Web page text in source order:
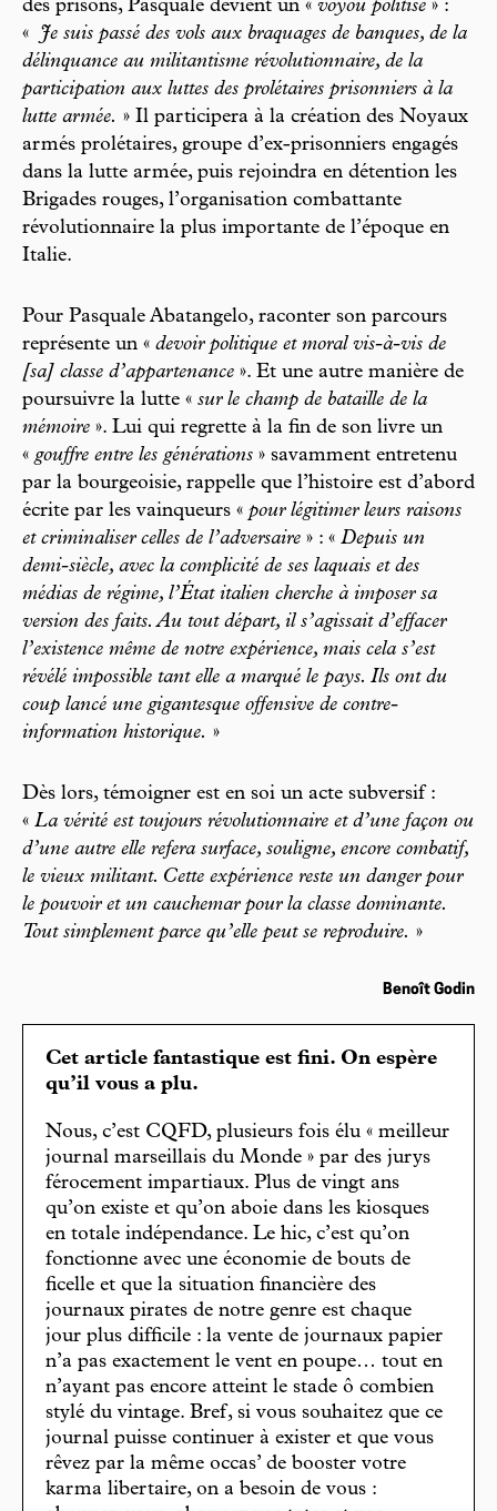
des prisons, Pasquale devient un « voyou politisé » :
«
Je suis passé des vols aux braquages de banques, de la
délinquance au militantisme révolutionnaire, de la
participation aux luttes des prolétaires prisonniers à la
lutte armée. » Il participera à la création des Noyaux
armés prolétaires, groupe d’ex-prisonniers engagés
dans la lutte armée, puis rejoindra en détention les
Brigades rouges, l’organisation combattante
révolutionnaire la plus importante de l’époque en
Italie.
Pour Pasquale Abatangelo, raconter son parcours
représente un « devoir politique et moral vis-à-vis de
[sa] classe d’appartenance ». Et une autre manière de
poursuivre la lutte « sur le champ de bataille de la
mémoire ». Lui qui regrette à la fin de son livre un
« gouffre entre les générations » savamment entretenu
par la bourgeoisie, rappelle que l’histoire est d’abord
écrite par les vainqueurs « pour légitimer leurs raisons
et criminaliser celles de l’adversaire » : « Depuis un
demi-siècle, avec la complicité de ses laquais et des
médias de régime, l’État italien cherche à imposer sa
version des faits. Au tout départ, il s’agissait d’effacer
l’existence même de notre expérience, mais cela s’est
révélé impossible tant elle a marqué le pays. Ils ont du
coup lancé une gigantesque offensive de contre-
information historique. »
Dès lors, témoigner est en soi un acte subversif :
« La vérité est toujours révolutionnaire et d’une façon ou
d’une autre elle refera surface, souligne, encore combatif,
le vieux militant. Cette expérience reste un danger pour
le pouvoir et un cauchemar pour la classe dominante.
Tout simplement parce qu’elle peut se reproduire. »
Benoît Godin
Cet article fantastique est fini. On espère
qu’il vous a plu.
Nous, c’est CQFD, plusieurs fois élu « meilleur
journal marseillais du Monde » par des jurys
férocement impartiaux. Plus de vingt ans
qu’on existe et qu’on aboie dans les kiosques
en totale indépendance. Le hic, c’est qu’on
fonctionne avec une économie de bouts de
ficelle et que la situation financière des
journaux pirates de notre genre est chaque
jour plus difficile : la vente de journaux papier
n’a pas exactement le vent en poupe… tout en
n’ayant pas encore atteint le stade ô combien
stylé du vintage. Bref, si vous souhaitez que ce
journal puisse continuer à exister et que vous
rêvez par la même occas’ de booster votre
karma libertaire, on a besoin de vous :